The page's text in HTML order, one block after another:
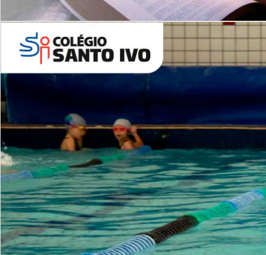
Leituras Literárias
ALUNOS NOVOS
Entre em Contato
INSTITUCIONAL